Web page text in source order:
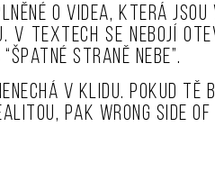
o videa, která jsou
textech se nebojí
straně nebe”.
v klidu. Pokud tě
pak Wrong Side of